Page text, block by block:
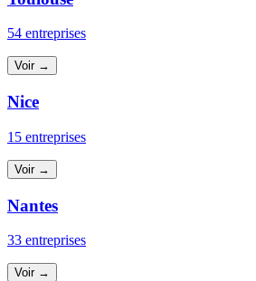
54 entreprises
Voir →
Nice
15 entreprises
Voir →
Nantes
33 entreprises
Voir →